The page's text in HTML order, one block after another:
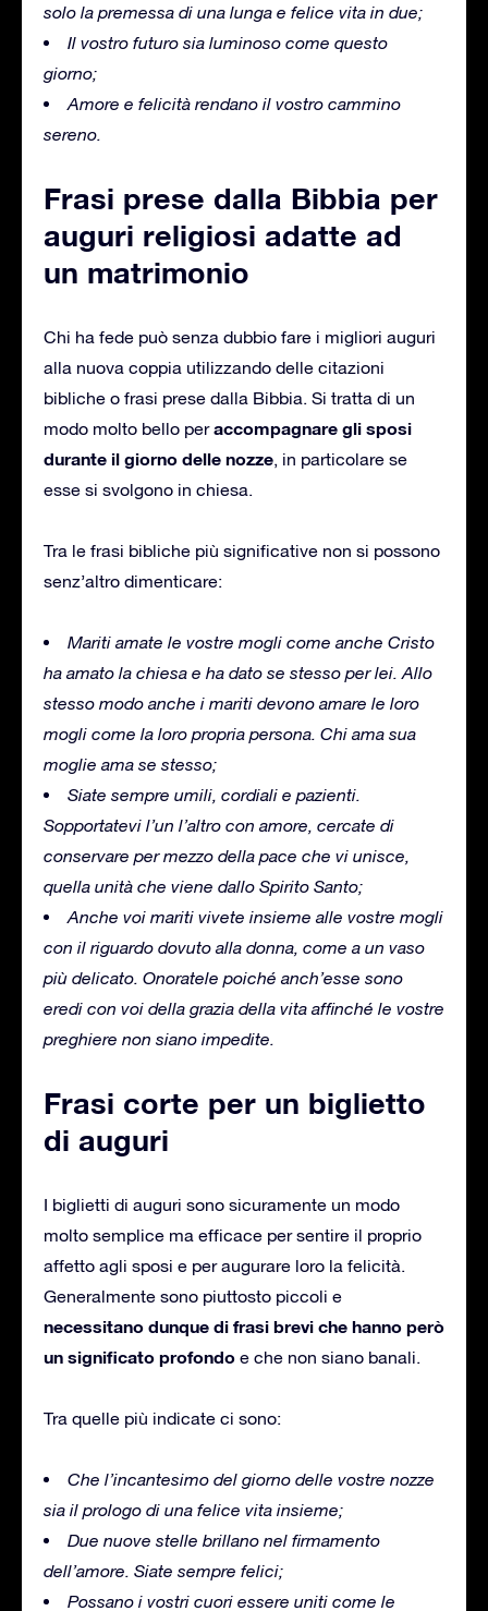
solo la premessa di una lunga e felice vita in due;
Il vostro futuro sia luminoso come questo
giorno;
Amore e felicità rendano il vostro cammino
sereno.
Frasi prese dalla Bibbia per
auguri religiosi adatte ad
un matrimonio
Chi ha fede può senza dubbio fare i migliori auguri
alla nuova coppia utilizzando delle citazioni
bibliche o frasi prese dalla Bibbia. Si tratta di un
modo molto bello peraccompagnare gli sposi
durante il giorno delle nozze, in particolare se
esse si svolgono in chiesa.
Tra le frasi bibliche più significative non si possono
senz’altro dimenticare:
Mariti amate le vostre mogli come anche Cristo
ha amato la chiesa e ha dato se stesso per lei. Allo
stesso modo anche i mariti devono amare le loro
mogli come la loro propria persona. Chi ama sua
moglie ama se stesso;
Siate sempre umili, cordiali e pazienti.
Sopportatevi l’un l’altro con amore, cercate di
conservare per mezzo della pace che vi unisce,
quella unità che viene dallo Spirito Santo;
Anche voi mariti vivete insieme alle vostre mogli
con il riguardo dovuto alla donna, come a un vaso
più delicato. Onoratele poiché anch’esse sono
eredi con voi della grazia della vita affinché le vostre
preghiere non siano impedite.
Frasi corte per un biglietto
di auguri
I biglietti di auguri sono sicuramente un modo
molto semplice ma efficace per sentire il proprio
affetto agli sposi e per augurare loro la felicità.
Generalmente sono piuttosto piccoli e
necessitano dunque di frasi brevi che hanno però
un significato profondo e che non siano banali.
Tra quelle più indicate ci sono:
Che l’incantesimo del giorno delle vostre nozze
sia il prologo di una felice vita insieme;
Due nuove stelle brillano nel firmamento
dell’amore. Siate sempre felici;
Possano i vostri cuori essere uniti come le